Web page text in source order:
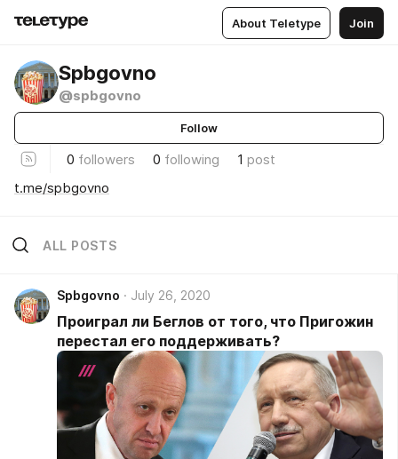
About Teletype Join
Spbgovno
@spbgovno
Follow
0 followers 0 following 1 post
t.me/spbgovno
ALL POSTS
Spbgovno July 26, 2020
Проиграл ли Беглов от того, что Пригожин
перестал его поддерживать?